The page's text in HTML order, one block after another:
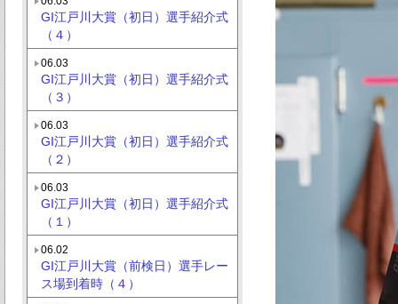
GI江戸川大賞（初日）選手紹介式
（４）
06.03
GI江戸川大賞（初日）選手紹介式
（３）
06.03
GI江戸川大賞（初日）選手紹介式
（２）
06.03
GI江戸川大賞（初日）選手紹介式
（１）
06.02
GI江戸川大賞（前検日）選手レー
ス場到着時（４）